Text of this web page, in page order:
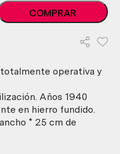
COMPRAR
operativa y
Años 1940
en hierro fundido.
* 25 cm de